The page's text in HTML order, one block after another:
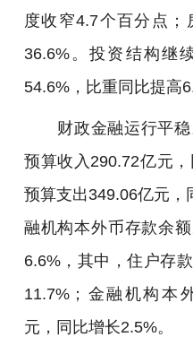
度收窄4.7个百分点
36.6%。投资结构继
54.6%，比重同比提高
财政金融运行平稳
预算收入290.72亿元
预算支出349.06亿元，
融机构本外币存款余
6.6%，其中，住户存
11.7%；金融机构本
元，同比增长2.5%。